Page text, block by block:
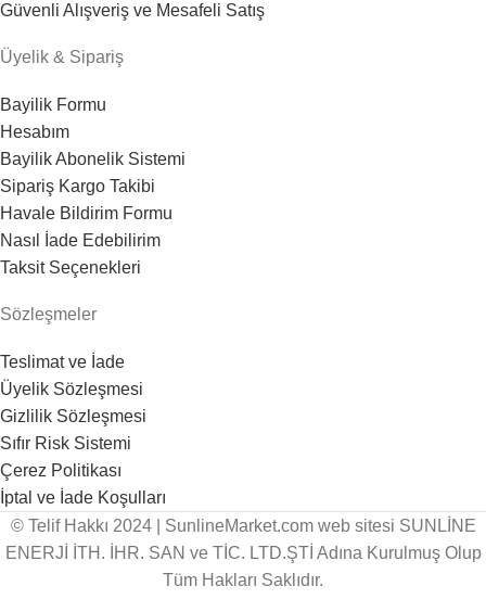
Güvenli Alışveriş ve Mesafeli Satış
Üyelik & Sipariş
Bayilik Formu
Hesabım
Bayilik Abonelik Sistemi
Sipariş Kargo Takibi
Havale Bildirim Formu
Nasıl İade Edebilirim
Taksit Seçenekleri
Sözleşmeler
Teslimat ve İade
Üyelik Sözleşmesi
Gizlilik Sözleşmesi
Sıfır Risk Sistemi
Çerez Politikası
İptal ve İade Koşulları
© Telif Hakkı 2024 | SunlineMarket.com web sitesi SUNLİNE
ENERJİ İTH. İHR. SAN ve TİC. LTD.ŞTİ Adına Kurulmuş Olup
Tüm Hakları Saklıdır.